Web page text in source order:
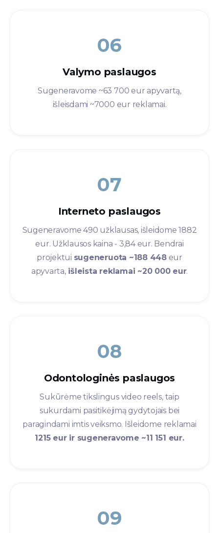
06
Valymo paslaugos​
Sugeneravome ~63 700 eur apyvartą,
išleisdami ~7000 eur reklamai.
07
Interneto paslaugos​
Sugeneravome 490 užklausas, išleidome 1882
eur. Užklausos kaina - 3,84 eur. Bendrai
projektui sugeneruota ~188 448eur
apyvarta,išleista reklamai ~20 000 eur.
08
Odontologinės paslaugos​
Sukūrėme tikslingus video reels, taip
sukurdami pasitikėjimą gydytojais bei
paragindami imtis veiksmo. Išleidome reklamai
1215 eur ir sugeneravome ~11 151 eur.
09